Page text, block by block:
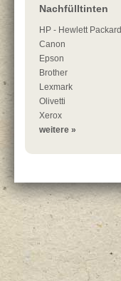
Nachfülltinten
HP - Hewlett Packard
Canon
Epson
Brother
Lexmark
Olivetti
Xerox
weitere »